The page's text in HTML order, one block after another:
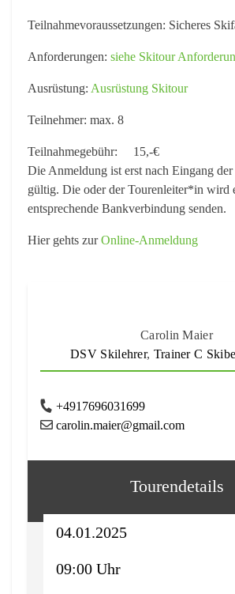
Teilnahmevoraussetzungen: Sicheres
Anforderungen: siehe Skitour
Ausrüstung: Ausrüstung Skitour
Teilnehmer: max. 8
Teilnahmegebühr: 15,-€
Die Anmeldung ist erst nach Eingang
gültig. Die oder der Tourenleiter*in wird
entsprechende Bankverbindung senden.
Hier gehts zurOnline-Anmeldung
Carolin Maier
DSV Skilehrer, Trainer C
+4917696031699
carolin.maier@gmail.com
Tourendetails
04.01.2025
09:00 Uhr